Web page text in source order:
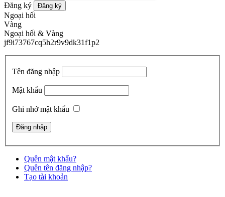
Đăng ký Đăng ký
Ngoại hối
Vàng
Ngoại hối & Vàng
jf9i73767cq5h2r9v9dk31f1p2
Tên đăng nhập
Mật khẩu
Ghi nhớ mật khẩu
Quên mật khẩu?
Quên tên đăng nhập?
Tạo tài khoản